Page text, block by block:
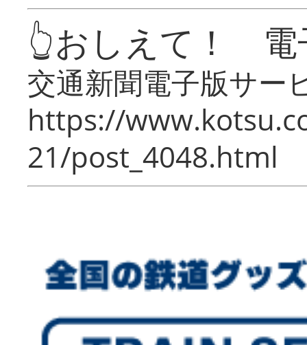
👆おしえて！ 電
交通新聞電子版サー
https://
21/post_4048.html